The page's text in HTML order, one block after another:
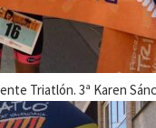
Triatlón. 3ª Karen